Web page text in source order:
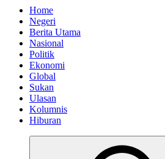
Home
Negeri
Berita Utama
Nasional
Politik
Ekonomi
Global
Sukan
Ulasan
Kolumnis
Hiburan